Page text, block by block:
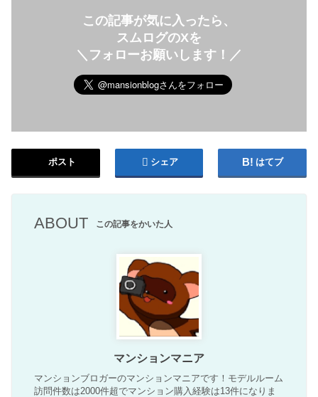
この記事が気に入ったら、
スムログのXを
＼フォローお願いします！／
ポスト シェア はてブ
ABOUT この記事をかいた人
マンションマニア
マンションブロガーのマンションマニアです！モデルルーム
訪問件数は2000件超でマンション購入経験は13件になりま